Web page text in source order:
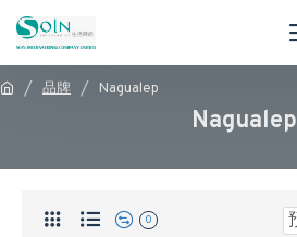
品牌 Nagualep
Nagualep
0